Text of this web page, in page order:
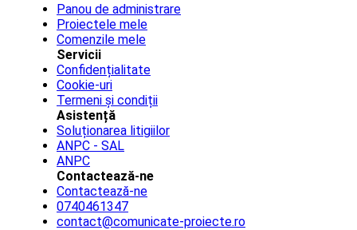
Panou de administrare
Proiectele mele
Comenzile mele
Servicii
Confidențialitate
Cookie-uri
Termeni și condiții
Asistență
Soluționarea litigiilor
ANPC - SAL
ANPC
Contactează-ne
Contactează-ne
0740461347
contact@comunicate-proiecte.ro